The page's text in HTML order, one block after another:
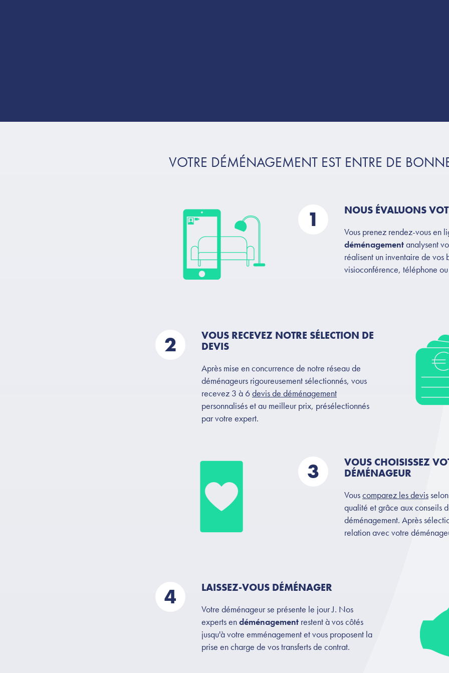
VOTRE DÉMÉNAGEMENT EST ENTRE DE
1 NOUS ÉVALUONS
Vous prenez rendez-vous en
déménagementanalysent
réalisent un inventaire de vos
visioconférence, téléphone
2
VOUS RECEVEZ NOTRE SÉLECTION DE
DEVIS
Après mise en concurrence de notre réseau de
déménageurs rigoureusement sélectionnés, vous
recevez 3 à 6devis de déménagement
personnalisés et au meilleur prix, présélectionnés
par votre expert.
3
VOUS CHOISISSEZ
DÉMÉNAGEUR
Vouscomparez les devis
qualité et grâce aux conseils
déménagement. Après
relation avec votre
4 LAISSEZ-VOUS DÉMÉNAGER
Votre déménageur se présente le jour J. Nos
experts endéménagement restent à vos côtés
jusqu'à votre emménagement et vous proposent la
prise en charge de vos transferts de contrat.